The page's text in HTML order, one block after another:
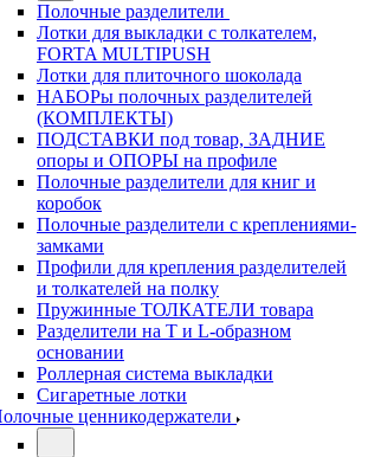
Полочные разделители
Лотки для выкладки с толкателем,
FORTA MULTIPUSH
Лотки для плиточного шоколада
НАБОРы полочных разделителей
(КОМПЛЕКТЫ)
ПОДСТАВКИ под товар, ЗАДНИЕ
опоры и ОПОРЫ на профиле
Полочные разделители для книг и
коробок
Полочные разделители с креплениями-
замками
Профили для крепления разделителей
и толкателей на полку
Пружинные ТОЛКАТЕЛИ товара
Разделители на Т и L-образном
основании
Роллерная система выкладки
Сигаретные лотки
ценникодержатели